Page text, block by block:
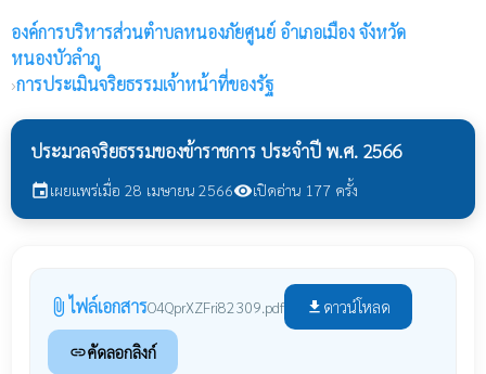
องค์การบริหารส่วนตำบลหนองภัยศูนย์ อำเภอเมือง จังหวัด
หนองบัวลำภู
›การประเมินจริยธรรมเจ้าหน้าที่ของรัฐ
ประมวลจริยธรรมของข้าราชการ ประจำปี พ.ศ. 2566
eventเผยแพร่เมื่อ 28 เมษายน 2566visibilityเปิดอ่าน 177 ครั้ง
attach_file ไฟล์เอกสารO4QprXZFri82309.pdf file_download ดาวน์โหลด
linkคัดลอกลิงก์